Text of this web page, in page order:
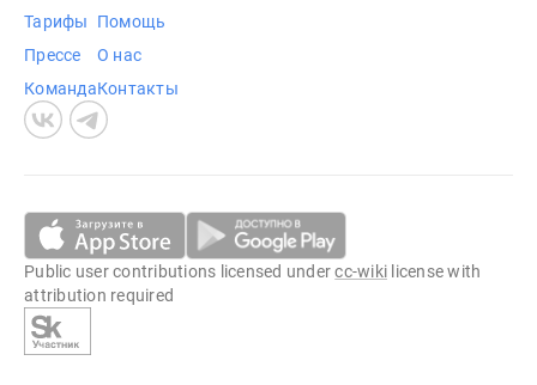
Тарифы
Прессе
Команда
Помощь
О нас
Контакты
Public user contributions licensed undercc-wiki license with
attribution required